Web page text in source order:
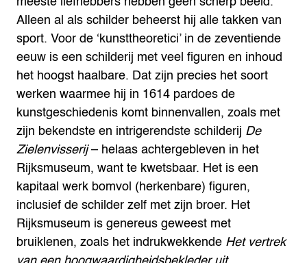
Alleen al als schilder beheerst hij alle takken van
sport. Voor de ‘kunsttheoretici’ in de zeventiende
eeuw is een schilderij met veel figuren en inhoud
het hoogst haalbare. Dat zijn precies het soort
werken waarmee hij in 1614 pardoes de
kunstgeschiedenis komt binnenvallen, zoals met
zijn bekendste en intrigerendste schilderij De
Zielenvisserij– helaas achtergebleven in het
Rijksmuseum, want te kwetsbaar. Het is een
kapitaal werk bomvol (herkenbare) figuren,
inclusief de schilder zelf met zijn broer. Het
Rijksmuseum is genereus geweest met
bruiklenen, zoals het indrukwekkende Het vertrek